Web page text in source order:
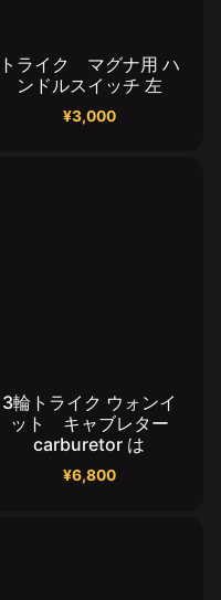
トライク マグナ用 ハ
ンドルスイッチ 左
¥3,000
3輪トライク ウォンイ
ット キャブレター
carburetor は
¥6,800